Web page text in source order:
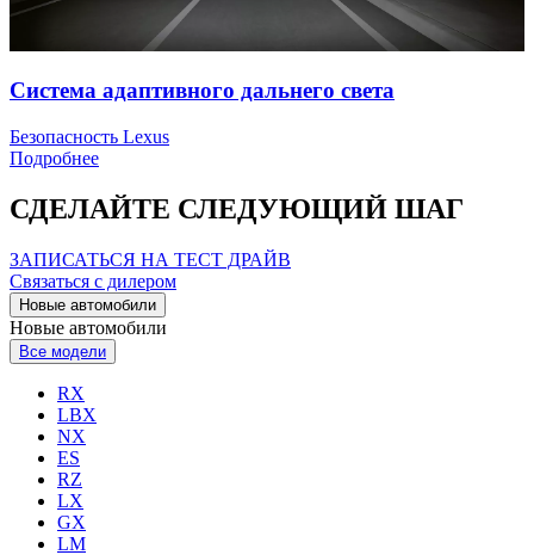
Система адаптивного дальнего света
Безопасность Lexus
Подробнее
СДЕЛАЙТЕ СЛЕДУЮЩИЙ ШАГ
ЗАПИСАТЬСЯ НА ТЕСТ ДРАЙВ
Связаться с дилером
Новые автомобили
Новые автомобили
Все модели
RX
LBX
NX
ES
RZ
LX
GX
LM